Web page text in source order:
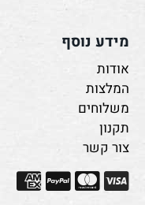
מידע נוסף
אודות
המלצות
משלוחים
תקנון
צור קשר